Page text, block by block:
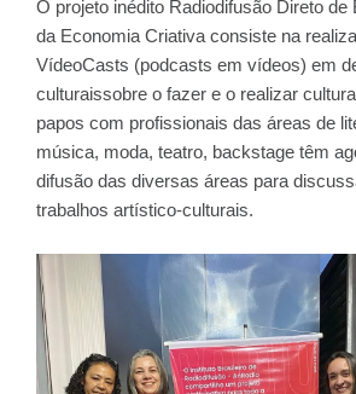
O projeto inédito Radiodifusão Direto de
da Economia Criativa consiste na
VídeoCasts (podcasts em vídeos) em
culturaissobre o fazer e o realizar
papos com profissionais das áreas de
música, moda, teatro, backstage têm
difusão das diversas áreas para
trabalhos artístico-culturais.